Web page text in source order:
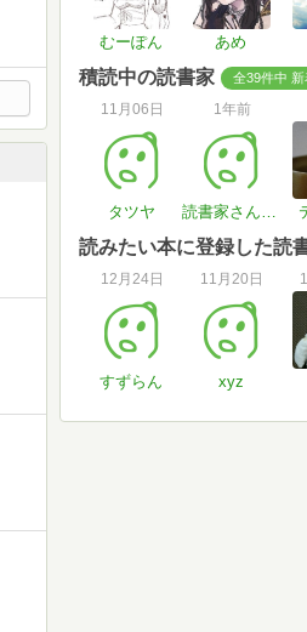
むーぽん あめ
積読中の読書家 全39件中
11月06日
タツヤ
1年前
読書家さん#wjQ9ii
読みたい本に登録した読
12月24日
すずらん
11月20日
xyz